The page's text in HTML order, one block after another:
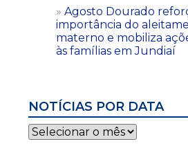
Agosto Dourado
importância do
materno e mobiliza
às famílias em Jundiaí
NOTÍCIAS POR DATA
Notícias
por